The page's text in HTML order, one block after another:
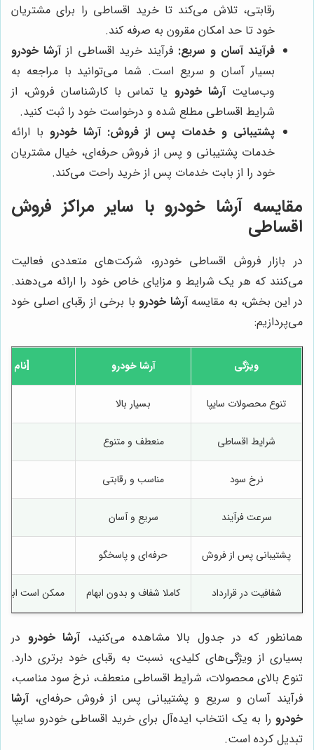
رقابتی، تلاش می‌کند تا خرید اقساطی را برای مشتریان
خود تا حد امکان مقرون به صرفه کند.
فرآیند آسان و سریع: فرآیند خرید اقساطی ازآرشا خودرو
بسیار آسان و سریع است. شما می‌توانید با مراجعه به
وب‌سایتآرشا خودرو یا تماس با کارشناسان فروش، از
شرایط اقساطی مطلع شده و درخواست خود را ثبت کنید.
پشتیبانی و خدمات پس از فروش: آرشا خودرو با ارائه
خدمات پشتیبانی و پس از فروش حرفه‌ای، خیال مشتریان
خود را از بابت خدمات پس از خرید راحت می‌کند.
مقایسه آرشا خودرو با سایر مراکز فروش
اقساطی
در بازار فروش اقساطی خودرو، شرکت‌های متعددی فعالیت
می‌کنند که هر یک شرایط و مزایای خاص خود را ارائه می‌دهند.
در این بخش، به مقایسهآرشا خودرو با برخی از رقبای اصلی خود
می‌پردازیم:
ویژگی آرشا خودرو [نام
تنوع محصولات سایپا بسیار بالا
شرایط اقساطی منعطف و متنوع
نرخ سود مناسب و رقابتی
سرعت فرآیند سریع و آسان
پشتیبانی پس از فروش حرفه‌ای و پاسخگو
شفافیت در قرارداد کاملا شفاف و بدون ابهام ممکن است
همانطور که در جدول بالا مشاهده می‌کنید،آرشا خودرو در
بسیاری از ویژگی‌های کلیدی، نسبت به رقبای خود برتری دارد.
تنوع بالای محصولات، شرایط اقساطی منعطف، نرخ سود مناسب،
فرآیند آسان و سریع و پشتیبانی پس از فروش حرفه‌ای،آرشا
خودرو را به یک انتخاب ایده‌آل برای خرید اقساطی خودرو سایپا
تبدیل کرده است.